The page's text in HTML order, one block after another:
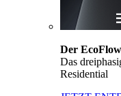
Der
Das
Residential